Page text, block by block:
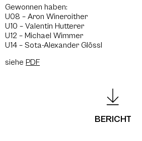
Gewonnen haben:
U08 – Aron Wineroither
U10 – Valentin Hutterer
U12 – Michael Wimmer
U14 – Sota-Alexander Glössl
siehe PDF
BERICHT